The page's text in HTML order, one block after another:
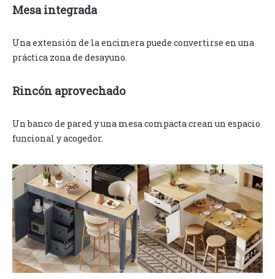
Mesa integrada
Una extensión de la encimera puede convertirse en una
práctica zona de desayuno.
Rincón aprovechado
Un banco de pared y una mesa compacta crean un espacio
funcional y acogedor.